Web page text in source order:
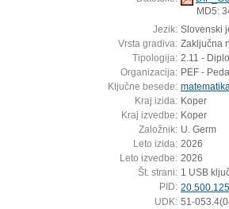
MD5:
Jezik: Slovenski
Vrsta gradiva: Zaključna
Tipologija: 2.11 -
Organizacija: PEF -
Ključne besede:
Kraj izida: Koper
Kraj izvedbe: Koper
Založnik: U. Germ
Leto izida: 2026
Leto izvedbe: 2026
Št. strani: 1 USB
PID:
UDK: 51-